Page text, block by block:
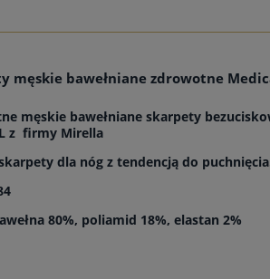
męskie bawełniane zdrowotne
męskie bawełniane skarpety
z firmy Mirella
dla nóg z tendencją do
80%, poliamid 18%, elastan 2%